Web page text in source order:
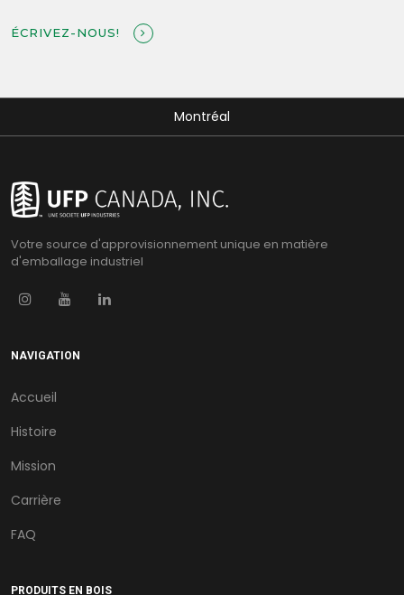
ÉCRIVEZ-NOUS!
Montréal
Votre source d'approvisionnement unique en matière
d'emballage industriel
NAVIGATION
Accueil
Histoire
Mission
Carrière
FAQ
PRODUITS EN BOIS